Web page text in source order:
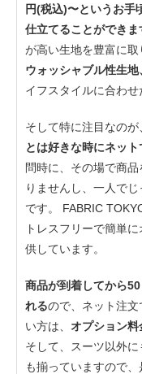
円(税込)〜というお手
仕立てることができま
が高い生地を豊富に取
ウォッシャブル性生
イフスタイルに合わせ
そして特に注目なのが
とは好きな時にネッ
問時に、その場で商
りませんし、一人で
です。 FABRIC
トレスフリーで簡単
供しています。
商品が到着してから
れるので、ネット注
い方は、 オプション
そして、スーツ以外
も揃っていますので